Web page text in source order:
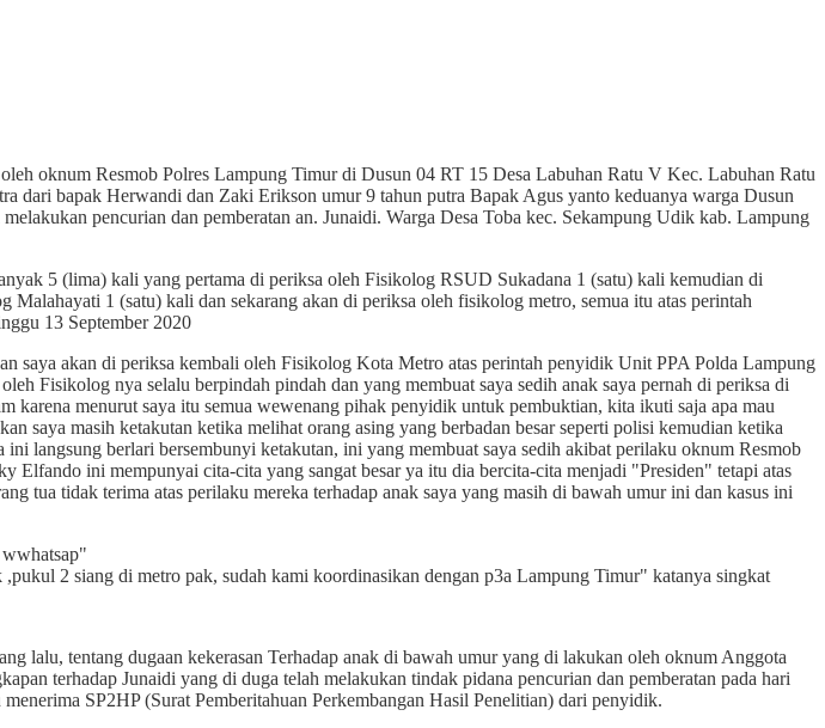
oknum Resmob Polres Lampung Timur di Dusun 04 RT 15 Desa Labuhan Ratu V Kec. Labuhan Ratu
bapak Herwandi dan Zaki Erikson umur 9 tahun putra Bapak Agus yanto keduanya warga Dusun
pencurian dan pemberatan an. Junaidi. Warga Desa Toba kec. Sekampung Udik kab. Lampung
5 (lima) kali yang pertama di periksa oleh Fisikolog RSUD Sukadana 1 (satu) kali kemudian di
1 (satu) kali dan sekarang akan di periksa oleh fisikolog metro, semua itu atas perintah
13 September 2020
saya akan di periksa kembali oleh Fisikolog Kota Metro atas perintah penyidik Unit PPA Polda Lampung
Fisikolog nya selalu berpindah pindah dan yang membuat saya sedih anak saya pernah di periksa di
karena menurut saya itu semua wewenang pihak penyidik untuk pembuktian, kita ikuti saja apa mau
saya masih ketakutan ketika melihat orang asing yang berbadan besar seperti polisi kemudian ketika
langsung berlari bersembunyi ketakutan, ini yang membuat saya sedih akibat perilaku oknum Resmob
Elfando ini mempunyai cita-cita yang sangat besar ya itu dia bercita-cita menjadi "Presiden" tetapi atas
tua tidak terima atas perilaku mereka terhadap anak saya yang masih di bawah umur ini dan kasus ini
2 siang di metro pak, sudah kami koordinasikan dengan p3a Lampung Timur" katanya singkat
lalu, tentang dugaan kekerasan Terhadap anak di bawah umur yang di lakukan oleh oknum Anggota
terhadap Junaidi yang di duga telah melakukan tindak pidana pencurian dan pemberatan pada hari
SP2HP (Surat Pemberitahuan Perkembangan Hasil Penelitian) dari penyidik.